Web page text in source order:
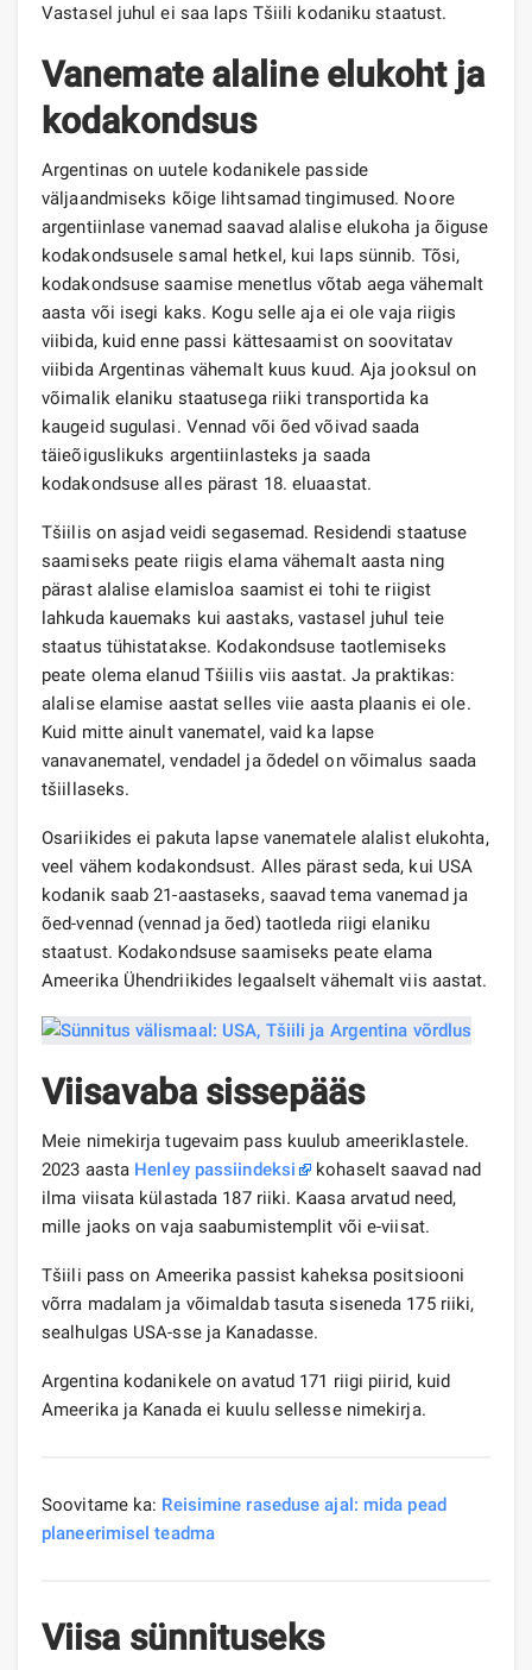
Vastasel juhul ei saa laps Tšiili kodaniku staatust.
Vanemate alaline elukoht ja
kodakondsus
Argentinas on uutele kodanikele passide
väljaandmiseks kõige lihtsamad tingimused. Noore
argentiinlase vanemad saavad alalise elukoha ja õiguse
kodakondsusele samal hetkel, kui laps sünnib. Tõsi,
kodakondsuse saamise menetlus võtab aega vähemalt
aasta või isegi kaks. Kogu selle aja ei ole vaja riigis
viibida, kuid enne passi kättesaamist on soovitatav
viibida Argentinas vähemalt kuus kuud. Aja jooksul on
võimalik elaniku staatusega riiki transportida ka
kaugeid sugulasi. Vennad või õed võivad saada
täieõiguslikuks argentiinlasteks ja saada
kodakondsuse alles pärast 18. eluaastat.
Tšiilis on asjad veidi segasemad. Residendi staatuse
saamiseks peate riigis elama vähemalt aasta ning
pärast alalise elamisloa saamist ei tohi te riigist
lahkuda kauemaks kui aastaks, vastasel juhul teie
staatus tühistatakse. Kodakondsuse taotlemiseks
peate olema elanud Tšiilis viis aastat. Ja praktikas:
alalise elamise aastat selles viie aasta plaanis ei ole.
Kuid mitte ainult vanematel, vaid ka lapse
vanavanematel, vendadel ja õdedel on võimalus saada
tšiillaseks.
Osariikides ei pakuta lapse vanematele alalist elukohta,
veel vähem kodakondsust. Alles pärast seda, kui USA
kodanik saab 21-aastaseks, saavad tema vanemad ja
õed-vennad (vennad ja õed) taotleda riigi elaniku
staatust. Kodakondsuse saamiseks peate elama
Ameerika Ühendriikides legaalselt vähemalt viis aastat.
Viisavaba sissepääs
Meie nimekirja tugevaim pass kuulub ameeriklastele.
2023 aasta Henley passiindeksi
kohaselt saavad nad
ilma viisata külastada 187 riiki. Kaasa arvatud need,
mille jaoks on vaja saabumistemplit või e-viisat.
Tšiili pass on Ameerika passist kaheksa positsiooni
võrra madalam ja võimaldab tasuta siseneda 175 riiki,
sealhulgas USA-sse ja Kanadasse.
Argentina kodanikele on avatud 171 riigi piirid, kuid
Ameerika ja Kanada ei kuulu sellesse nimekirja.
Soovitame ka: Reisimine raseduse ajal: mida pead
planeerimisel teadma
Viisa sünnituseks